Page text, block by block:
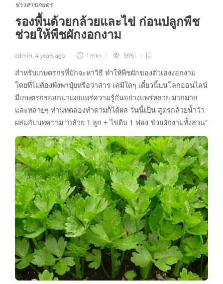
ข่าวสารเกษตร
รองพื้นด้วยกล้วยและไข่ ก่อนปลูกพืช
ช่วยให้พืชผักงอกงาม
admin, 4 years ago 1 min 19751
สำหรับเกษตรกรที่มักจะหาวิธี ทำให้พืชผักของตัวเองงอกงาม
โดยที่ไม่ต้องพึ่งพาปุ๋ยหรือว่าสาร เคมีใดๆ เดี๋ยวนี้บนโลกออนไลน์
มีเกษตรกรออกมาเผยแพร่ความรู้กันอย่างแพร่หลาย มากมาย
และหลายๆ ท่านทดลองทำตามก็ได้ผล วันนี้เป็น สูตรกล้วยน้ำว้า
ผสมกับบทความ “กล้วย 1 ลูก + ไข่ดิบ 1 ฟอง ช่วยผักงามทั้งสวน”